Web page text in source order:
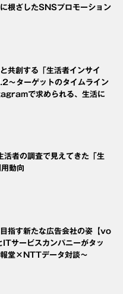
根ざしたSNSプロモーション
共創する「生活者インサイ
～ターゲットのタイムライン
で求められる、生活に
活者の調査で見えてきた「生
動向
指す新たな広告会社の姿【vo
サービスカンパニーがタッ
報堂×NTTデータ対談～